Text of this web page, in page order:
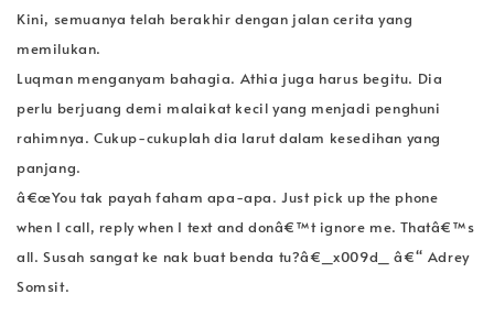
Kini, semuanya telah berakhir dengan jalan cerita yang
memilukan.
Luqman menganyam bahagia. Athia juga harus begitu. Dia
perlu berjuang demi malaikat kecil yang menjadi penghuni
rahimnya. Cukup-cukuplah dia larut dalam kesedihan yang
panjang.
â€œYou tak payah faham apa-apa. Just pick up the phone
when I call, reply when I text and donâ€™t ignore me. Thatâ€™s
all. Susah sangat ke nak buat benda tu?â€_x009d_ â€“ Adrey
Somsit.